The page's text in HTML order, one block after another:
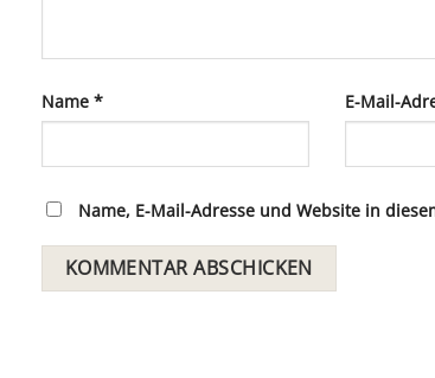
Name * E-Mail-
Name, E-Mail-Adresse und Website in